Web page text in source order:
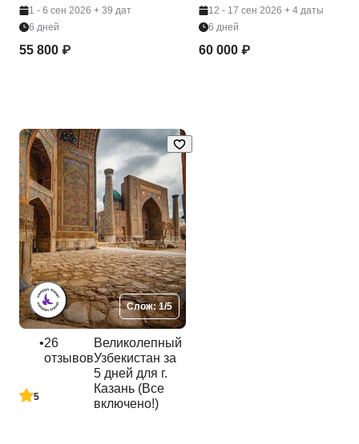
1 - 6 сен 2026 + 39 дат
6 дней
55 800 ₽
12 - 17 сен 2026 + 4 даты
6 дней
60 000 ₽
Слож: 1/5
5
•26
отзывов
Великолепный
Узбекистан за
5 дней для г.
Казань (Все
включено!)